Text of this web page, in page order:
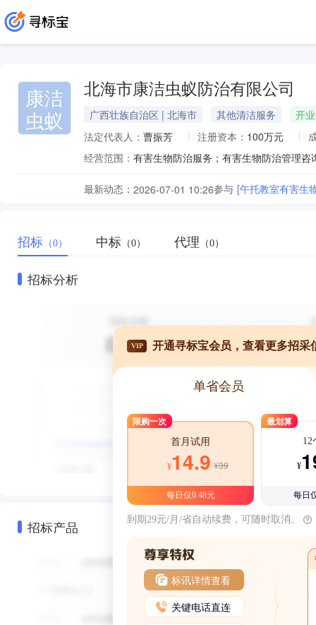
康洁
虫蚁
北海市康洁虫蚁防治有限公司
广西壮族自治区 | 北海市 其他清洁服务
开业
法定代表人： 曹振芳 注册资本： 100万元
经营范围：
最新动态： 2026-07-01 10:26参与 [午托教室有害
招标 （0） 中标 （0） 代理 （0）
招标分析
招标产品
VIP 开通寻标宝会员，查看更多招采
单省会员
限购一次
首月试用
¥14.9 ¥39
每日仅0.48元
最划算
12
¥
每日
到期29元/月/省自动续费，可随时取消。
标讯详情查看
关键电话直连